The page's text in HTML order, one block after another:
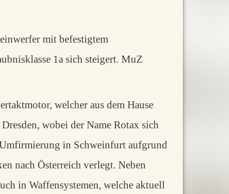
mit befestigtem
1a sich steigert. MuZ
welcher aus dem Hause
wobei der Name Rotax sich
Umfirmierung in Schweinfurt aufgrund
nach Österreich verlegt. Neben
in Waffensystemen, welche aktuell